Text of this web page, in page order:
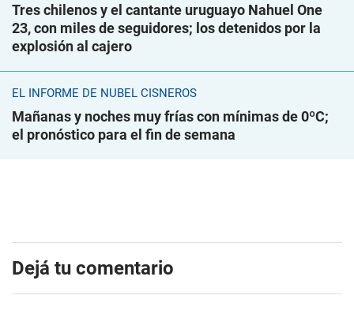
Tres chilenos y el cantante uruguayo Nahuel One
23, con miles de seguidores; los detenidos por la
explosión al cajero
EL INFORME DE NUBEL CISNEROS
Mañanas y noches muy frías con mínimas de 0ºC;
el pronóstico para el fin de semana
Dejá tu comentario